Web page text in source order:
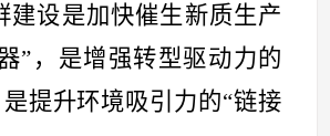
建设是加快催生新质生产
” ，是增强转型驱动力的
提升环境吸引力的“链接